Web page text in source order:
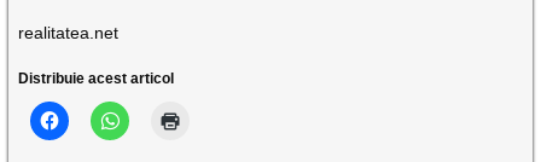
realitatea.net
Distribuie acest articol